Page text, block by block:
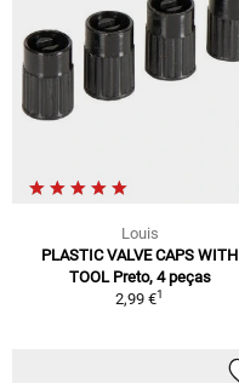
Louis
PLASTIC VALVE CAPS WITH
TOOL Preto, 4 peças
2,99 €1